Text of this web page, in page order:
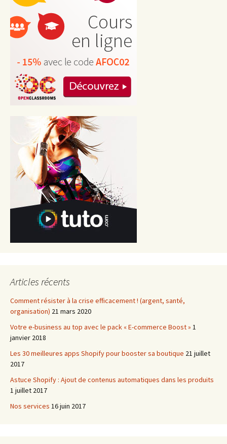
Articles récents
Comment résister à la crise efficacement ! (argent, santé,
organisation) 21 mars 2020
Votre e-business au top avec le pack « E-commerce Boost » 1
janvier 2018
Les 30 meilleures apps Shopify pour booster sa boutique 21 juillet
2017
Astuce Shopify : Ajout de contenus automatiques dans les produits
1 juillet 2017
Nos services 16 juin 2017